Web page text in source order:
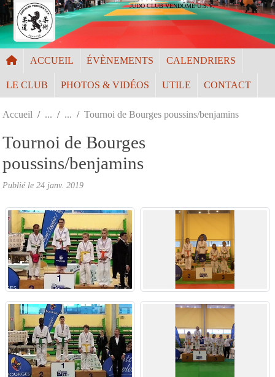
JUDO CLUB VENDÔME U.S.V.
ACCUEIL ÉVÈNEMENTS CALENDRIERS
LE CLUB PHOTOS & VIDÉOS UTILE CONTACT
Accueil Tournoi de Bourges poussins/benjamins
Tournoi de Bourges
poussins/benjamins
Publié le 24 janv. 2019
Panneau de gestion des cookies